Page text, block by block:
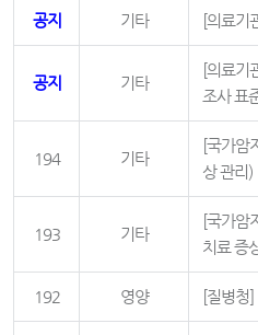
공지 기타 [의료기
공지 기타
[의료기
조사 표
194 기타
[국가암
상 관리)
193 기타
[국가암
치료 증
192 영양 [질병청